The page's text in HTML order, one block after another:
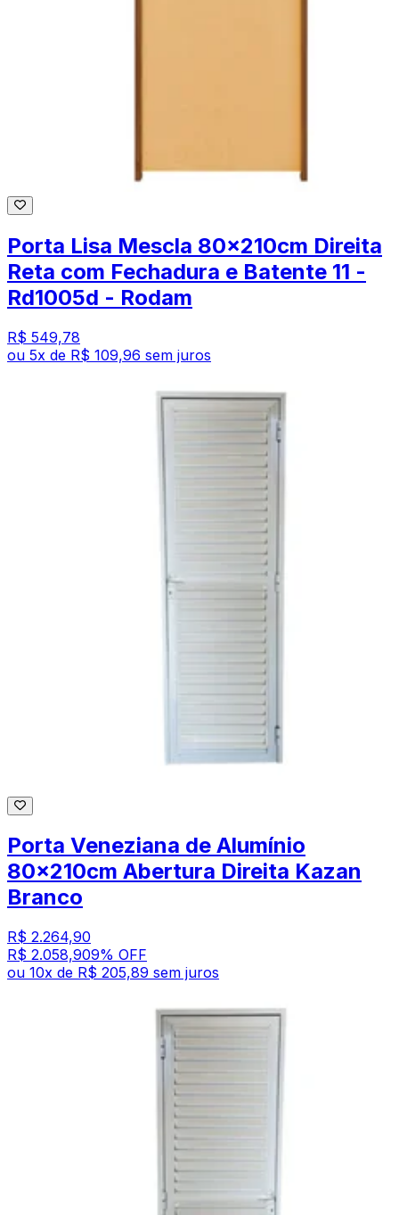
Porta Lisa Mescla 80x210cm Direita
Reta com Fechadura e Batente 11 -
Rd1005d - Rodam
R$ 549,78
ou 5x de R$ 109,96 sem juros
Porta Veneziana de Alumínio
80x210cm Abertura Direita Kazan
Branco
R$ 2.264,90
R$ 2.058,909% OFF
ou 10x de R$ 205,89 sem juros